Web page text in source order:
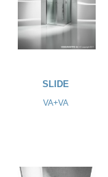
SLIDE
VA+VA